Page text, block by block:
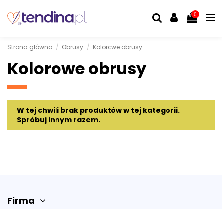
0
Strona główna Obrusy Kolorowe obrusy
Kolorowe obrusy
W tej chwili brak produktów w tej kategorii.
Spróbuj innym razem.
Firma